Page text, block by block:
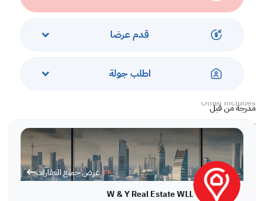
قدم عرضا
اطلب جولة
مدرجة من قبل
عرض جميع العقارات
W & Y Real Estate WLL
Ground floor:: Open hall, Huge Closed kitchen, and 1 Guest toilet.
First floor: 4 bedrooms, 4 toilets (each room contains its own
Second Floor : Laundry Room & Maid Room With Its own toilet
Other includes
Front Yard
Backyard
Rent: 550/- Exclusive Of EWA